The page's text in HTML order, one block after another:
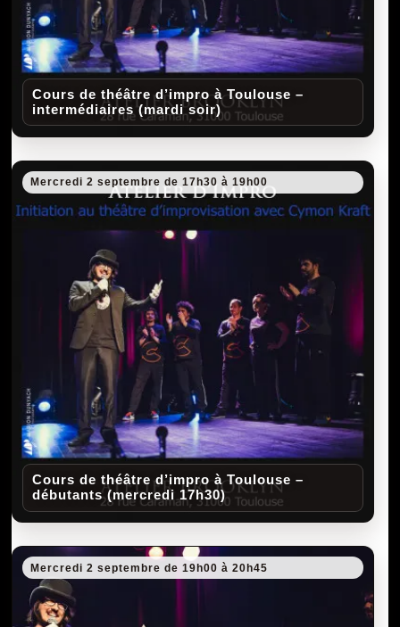
Cours de théâtre d’impro à Toulouse –
intermédiaires (mardi soir)
Cours de théâtre d’impro à Toulouse –
débutants (mercredi 17h30)
Mercredi 2 septembre de 17h30 à 19h00
Mercredi 2 septembre de 19h00 à 20h45